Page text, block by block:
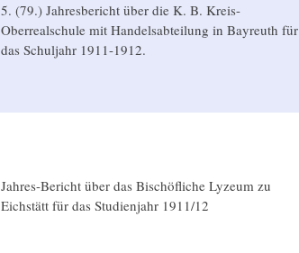
5. (79.) Jahresbericht über die K. B. Kreis-
Oberrealschule mit Handelsabteilung in Bayreuth für
das Schuljahr 1911-1912.
Jahres-Bericht über das Bischöfliche Lyzeum zu
Eichstätt für das Studienjahr 1911/12